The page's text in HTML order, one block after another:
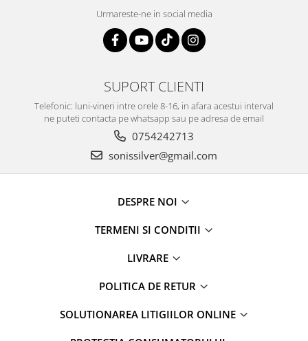
Urmareste-ne in social media
SUPORT CLIENTI
Telefonic: luni-vineri intre orele 8-16, in afara acestui interval
ne puteti contacta pe whatsapp sau pe adresa de email
0754242713
sonissilver@gmail.com
DESPRE NOI
TERMENI SI CONDITII
LIVRARE
POLITICA DE RETUR
SOLUTIONAREA LITIGIILOR ONLINE